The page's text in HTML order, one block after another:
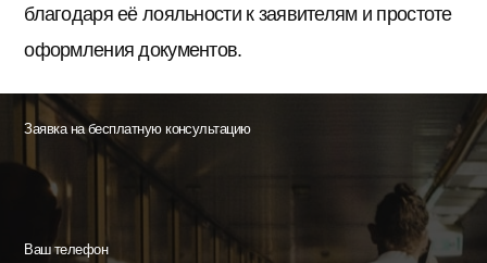
благодаря её лояльности к заявителям и простоте
оформления документов.
Заявка на бесплатную консультацию
Ваш телефон